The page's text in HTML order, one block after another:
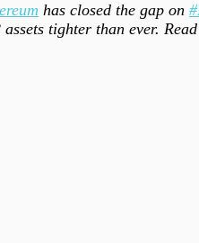
has closed the gap on
assets tighter than ever.